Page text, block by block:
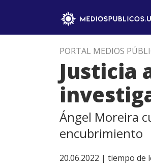
PORTAL MEDIOS
Justicia
Ángel Moreira
encubrimiento
20.06.2022 | tiempo de